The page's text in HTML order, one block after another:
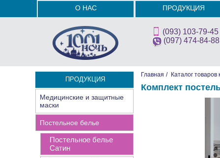
О НАС ПРОДУКЦИЯ
(093) 103-79-45
(097) 474-84-88
ПРОДУКЦИЯ
Медицинские и защитные
маски
Постельное белье
Постельное белье
Сатин
Главная / Каталог
Комплект